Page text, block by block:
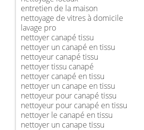
entretien de la maison
nettoyage de vitres à domicile
lavage pro
nettoyer canapé tissu
nettoyer un canapé en tissu
nettoyeur canapé tissu
nettoyer tissu canapé
nettoyer canapé en tissu
nettoyer un canape en tissu
nettoyeur pour canapé tissu
nettoyeur pour canapé en tissu
nettoyer le canapé en tissu
nettoyer un canape tissu